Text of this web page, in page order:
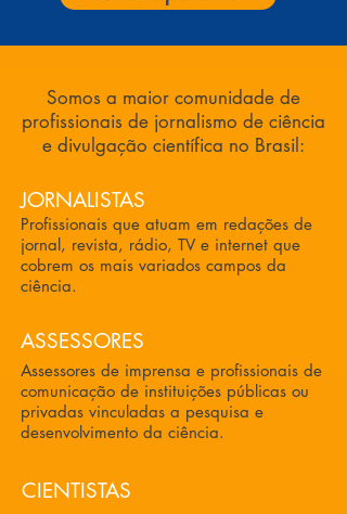
CIENTISTAS
Somos a maior comunidade de
profissionais de jornalismo de ciência
e divulgação científica no Brasil:
JORNALISTAS
Profissionais que atuam em redações de
jornal, revista, rádio, TV e internet que
cobrem os mais variados campos da
ciência.
ASSESSORES
Assessores de imprensa e profissionais de
comunicação de instituições públicas ou
privadas vinculadas a pesquisa e
desenvolvimento da ciência.